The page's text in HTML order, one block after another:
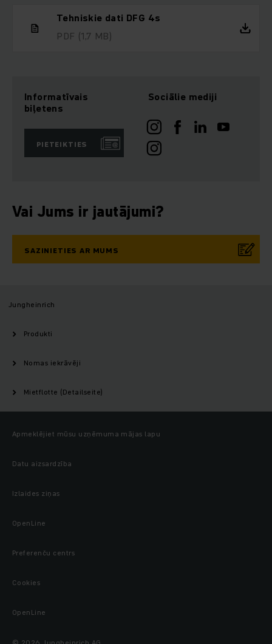
Tehniskie dati DFG 4s
PDF (1,7 MB)
Informatīvais
biļetens
PIETEIKTIES
Sociālie mediji
Vai Jums ir jautājumi?
SAZINIETIES AR MUMS
Jungheinrich
Produkti
Nomas iekrāvēji
Mietflotte (Detailseite)
Apmeklējiet mūsu uzņēmuma mājas lapu
Datu aizsardzība
Izlaides ziņas
OpenLine
Preferenču centrs
Cookies
OpenLine